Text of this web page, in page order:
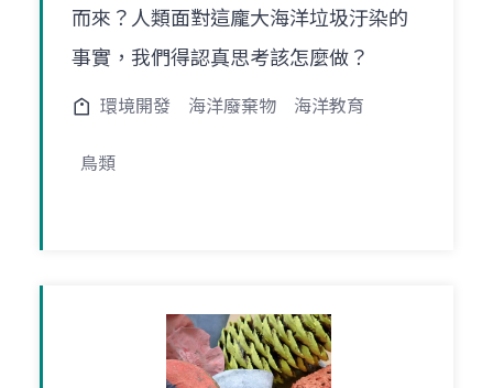
而來？人類面對這龐大海洋垃圾汙染的
事實，我們得認真思考該怎麼做？
環境開發 海洋廢棄物 海洋教育
鳥類